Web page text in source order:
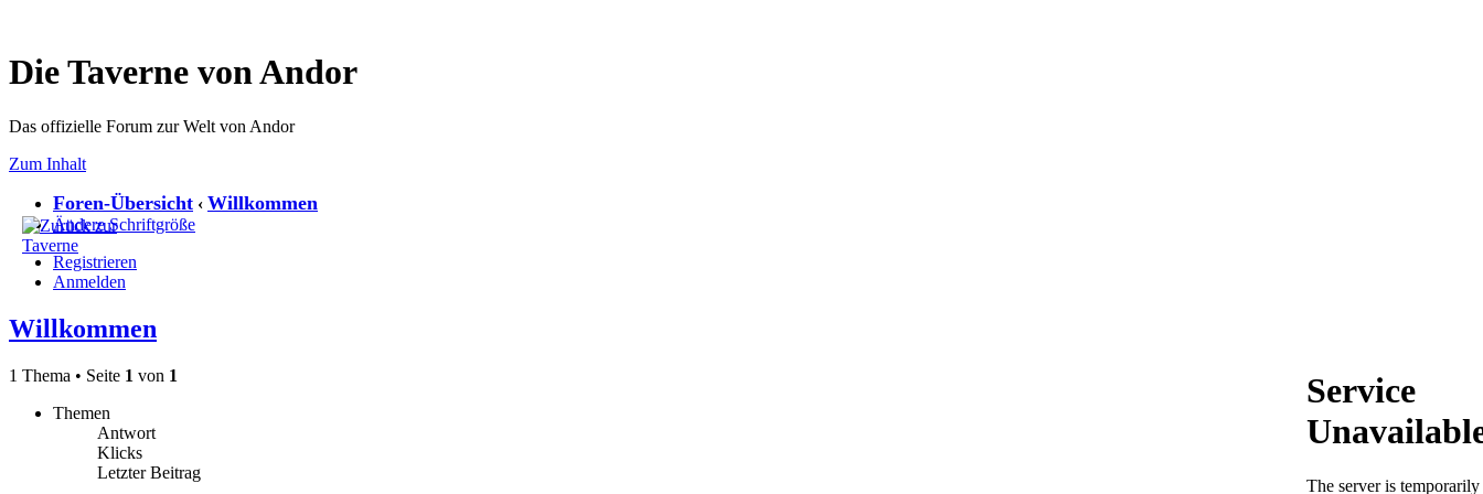
Die Taverne von Andor
Das offizielle Forum zur Welt von Andor
Zum Inhalt
Foren-Übersicht ‹ Willkommen
Ändere Schriftgröße
Registrieren
Anmelden
Willkommen
1 Thema • Seite 1 von 1
Themen
Antwort
Klicks
Letzter Beitrag